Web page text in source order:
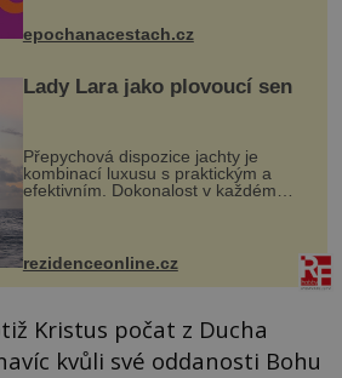
mohou těšit na víno, burčák, pes...
epochanacestach.cz
Lady Lara jako plovoucí sen
Přepychová dispozice jachty je
kombinací luxusu s praktickým a
efektivním. Dokonalost v každém
detailu představuje značka Fendi
Casa, kterou byly vybaveny její
paluby. Monacký přístav nabízí
každoročn...
rezidenceonline.cz
Kristus počat z Ducha
kvůli své oddanosti Bohu